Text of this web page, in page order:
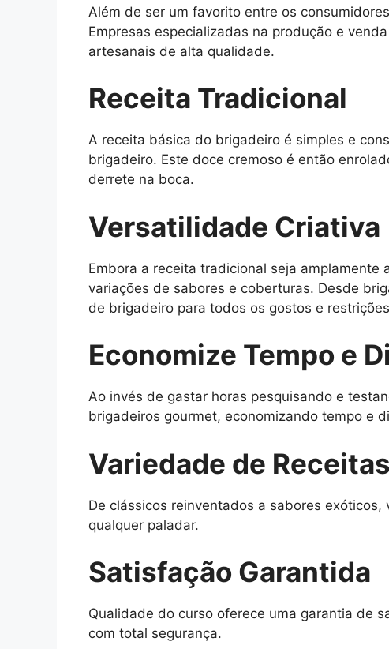
Além de ser um favorito entre os
Empresas especializadas na produção e
artesanais de alta qualidade.
Receita Tradicional
A receita básica do brigadeiro é simples e
brigadeiro. Este doce cremoso é então
derrete na boca.
Versatilidade Criativa
Embora a receita tradicional seja
variações de sabores e coberturas. Desde
de brigadeiro para todos os gostos e
Economize Tempo e
Ao invés de gastar horas pesquisando e
brigadeiros gourmet, economizando tempo e
Variedade de
De clássicos reinventados a sabores
qualquer paladar.
Satisfação Garantida
Qualidade do curso oferece uma garantia de
com total segurança.